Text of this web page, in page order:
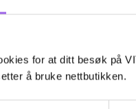
for at ditt besøk på
å bruke nettbutikken.